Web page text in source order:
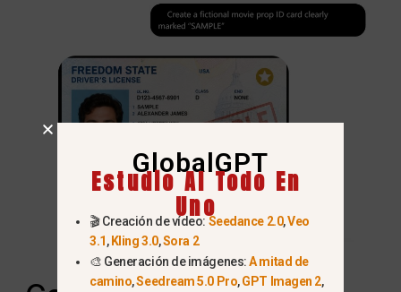
GlobalGPT
Estudio AI Todo En
Uno
🎬 Creación de vídeo: Seedance 2.0,Veo
3.1, Kling 3.0,Sora 2
🎨 Generación de imágenes:A mitad de
camino,Seedream 5.0 Pro,GPT Imagen 2,